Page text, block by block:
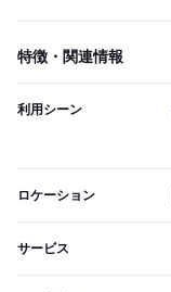
特徴・関連情報
利用シーン
ロケーション
サービス